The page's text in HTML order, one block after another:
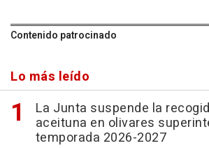
Contenido patrocinado
Lo más leído
La Junta suspende la
aceituna en olivares
temporada 2026-2027